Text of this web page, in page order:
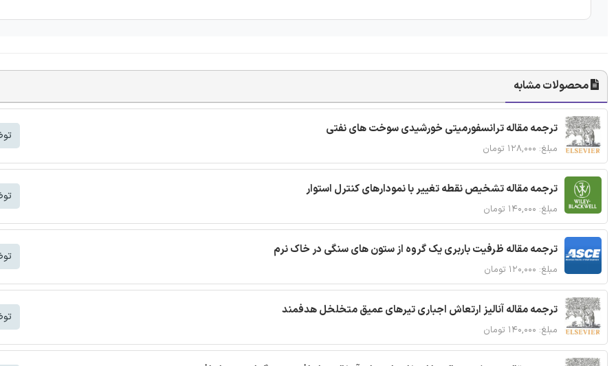
محصولات مشابه
ترجمه مقاله ترانسفورمیتی خورشیدی سوخت های نفتی
مبلغ: ۱۲۸,۰۰۰ تومان
ترجمه مقاله تشخیص نقطه تغییر با نمودارهای کنترل استوار
مبلغ: ۱۴۰,۰۰۰ تومان
ترجمه مقاله ظرفیت باربری یک گروه از ستون های سنگی در خاک نرم
مبلغ: ۱۲۰,۰۰۰ تومان
ترجمه مقاله آنالیز ارتعاش اجباری تیرهای عمیق متخلخل هدفمند
مبلغ: ۱۴۰,۰۰۰ تومان